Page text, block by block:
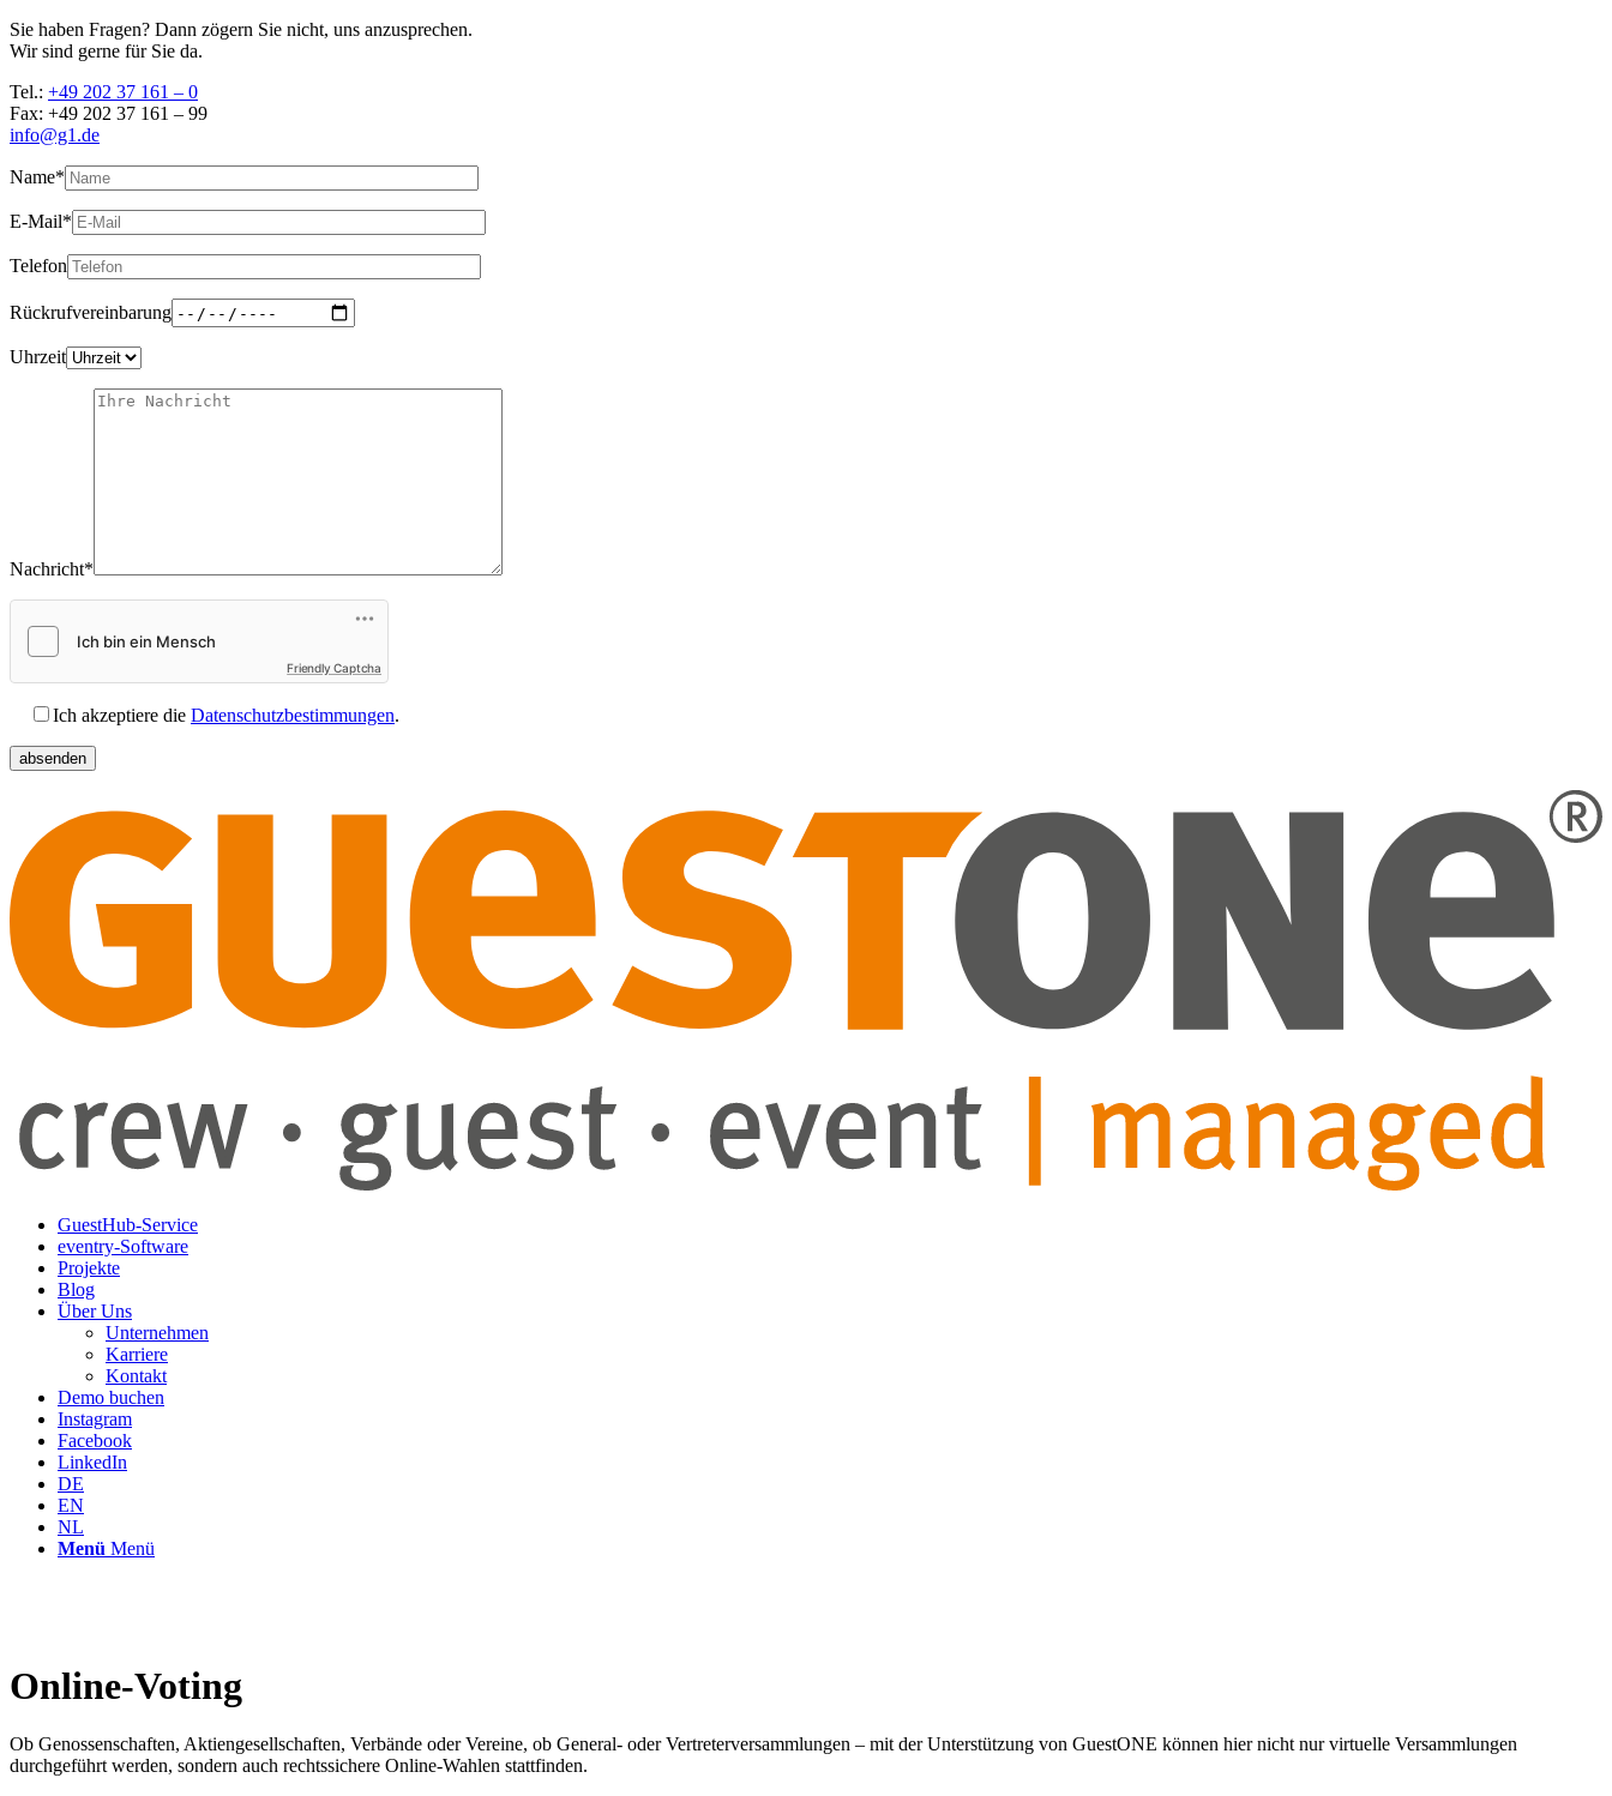
Sie haben Fragen? Dann zögern Sie nicht, uns anzusprechen.
Wir sind gerne für Sie da.
Tel.: +49 202 37 161 – 0
Fax: +49 202 37 161 – 99
info@g1.de
Name*
E-Mail*
Telefon
Rückrufvereinbarung
Uhrzeit
Nachricht*
Friendly Captcha
Ich akzeptiere die Datenschutzbestimmungen.
GuestHub-Service
eventry-Software
Projekte
Blog
Über Uns
Unternehmen
Karriere
Kontakt
Demo buchen
Instagram
Facebook
LinkedIn
DE
EN
NL
Menü Menü
Online-Voting
Ob Genossenschaften, Aktiengesellschaften, Verbände oder Vereine, ob General- oder Vertreterversammlungen – mit der Unterstützung von GuestONE können hier nicht nur virtuelle Versammlungen
durchgeführt werden, sondern auch rechtssichere Online-Wahlen stattfinden.